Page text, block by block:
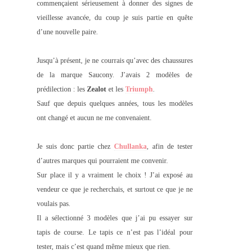
commençaient sérieusement à donner des signes de
vieillesse avancée, du coup je suis partie en quête
d’une nouvelle paire.
Jusqu’à présent, je ne courrais qu’avec des chaussures
de la marque Saucony. J’avais 2 modèles de
prédilection : les Zealotet les Triumph
Sauf que depuis quelques années, tous les modèles
ont changé et aucun ne me convenaient.
Je suis donc partie chez Chullanka , afin de tester
d’autres marques qui pourraient me convenir.
Sur place il y a vraiment le choix ! J’ai exposé au
vendeur ce que je recherchais, et surtout ce que je ne
voulais pas.
Il a sélectionné 3 modèles que j’ai pu essayer sur
tapis de course. Le tapis ce n’est pas l’idéal pour
tester, mais c’est quand même mieux que rien.